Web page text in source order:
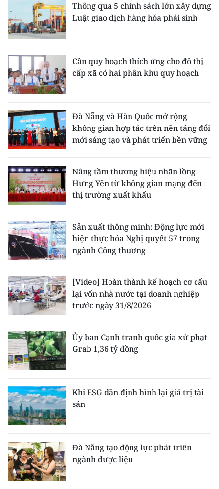
Thông qua 5 chính sách lớn xây dựng
Luật giao dịch hàng hóa phái sinh
Cần quy hoạch thích ứng cho đô thị
cấp xã có hai phân khu quy hoạch
Đà Nẵng và Hàn Quốc mở rộng
không gian hợp tác trên nền tảng đổi
mới sáng tạo và phát triển bền vững
Nâng tầm thương hiệu nhãn lồng
Hưng Yên từ không gian mạng đến
thị trường xuất khẩu
Sản xuất thông minh: Động lực mới
hiện thực hóa Nghị quyết 57 trong
ngành Công thương
[Video] Hoàn thành kế hoạch cơ cấu
lại vốn nhà nước tại doanh nghiệp
trước ngày 31/8/2026
Ủy ban Cạnh tranh quốc gia xử phạt
Grab 1,36 tỷ đồng
Khi ESG dần định hình lại giá trị tài
sản
Đà Nẵng tạo động lực phát triển
ngành dược liệu